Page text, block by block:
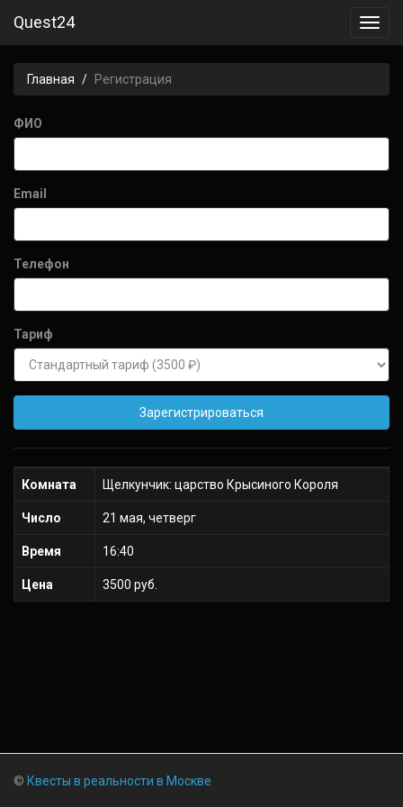
Quest24
Главная Регистрация
ФИО
Email
Телефон
Тариф
Зарегистрироваться
Комната Щелкунчик: царство Крысиного Короля
Число 21 мая, четверг
Время 16:40
Цена 3500 руб.
© Квесты в реальности в Москве